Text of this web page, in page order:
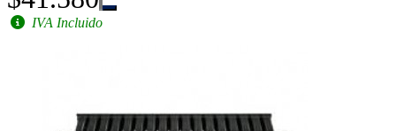
IVA Incluido